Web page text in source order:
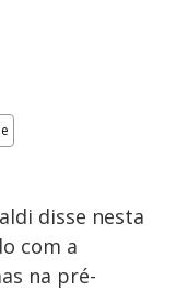
disse nesta
com a
na pré-